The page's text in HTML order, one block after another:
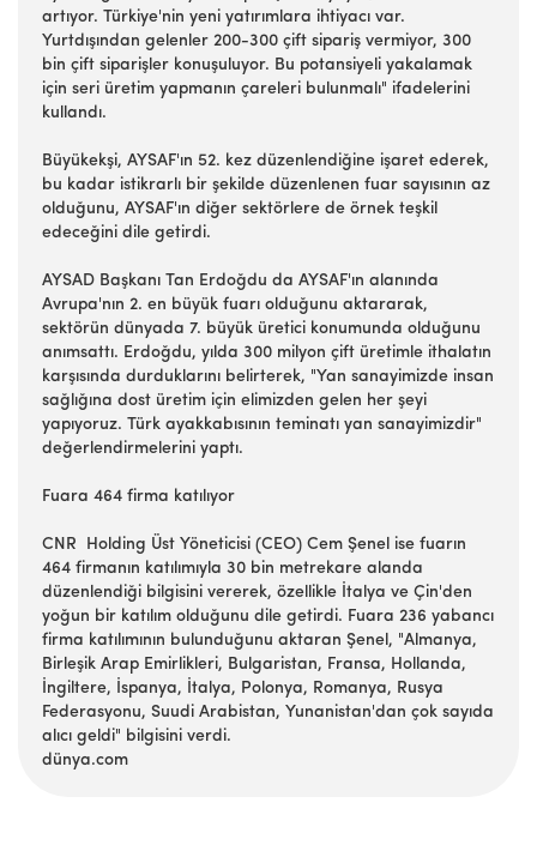
artıyor. Türkiye'nin yeni yatırımlara ihtiyacı var.
Yurtdışından gelenler 200-300 çift sipariş vermiyor, 300
bin çift siparişler konuşuluyor. Bu potansiyeli yakalamak
için seri üretim yapmanın çareleri bulunmalı" ifadelerini
kullandı.
Büyükekşi, AYSAF'ın 52. kez düzenlendiğine işaret ederek,
bu kadar istikrarlı bir şekilde düzenlenen fuar sayısının az
olduğunu, AYSAF'ın diğer sektörlere de örnek teşkil
edeceğini dile getirdi.
AYSAD Başkanı Tan Erdoğdu da AYSAF'ın alanında
Avrupa'nın 2. en büyük fuarı olduğunu aktararak,
sektörün dünyada 7. büyük üretici konumunda olduğunu
anımsattı. Erdoğdu, yılda 300 milyon çift üretimle ithalatın
karşısında durduklarını belirterek, "Yan sanayimizde insan
sağlığına dost üretim için elimizden gelen her şeyi
yapıyoruz. Türk ayakkabısının teminatı yan sanayimizdir"
değerlendirmelerini yaptı.
Fuara 464 firma katılıyor
CNR Holding Üst Yöneticisi (CEO) Cem Şenel ise fuarın
464 firmanın katılımıyla 30 bin metrekare alanda
düzenlendiği bilgisini vererek, özellikle İtalya ve Çin'den
yoğun bir katılım olduğunu dile getirdi. Fuara 236 yabancı
firma katılımının bulunduğunu aktaran Şenel, "Almanya,
Birleşik Arap Emirlikleri, Bulgaristan, Fransa, Hollanda,
İngiltere, İspanya, İtalya, Polonya, Romanya, Rusya
Federasyonu, Suudi Arabistan, Yunanistan'dan çok sayıda
alıcı geldi" bilgisini verdi.
dünya.com